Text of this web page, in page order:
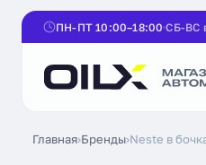
ПН-ПТ 10:00–18:00 СБ-ВС
Главная›Бренды›Neste в